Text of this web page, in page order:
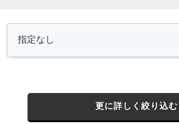
更に詳しく絞り込む